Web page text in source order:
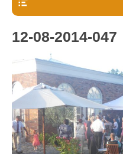
12-08-2014-047